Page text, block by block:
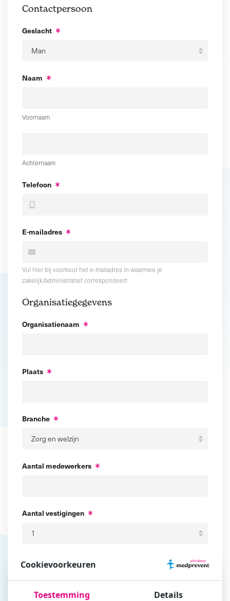
Contactpersoon
Geslacht
Naam
Voornaam
Achternaam
Telefoon
E-mailadres
Vul hier bij voorkeur het e-mailadres in waarmee je
zakelijk/administratief correspondeert
Organisatiegegevens
Organisatienaam
Plaats
Branche
Aantal medewerkers
Aantal vestigingen
Locaties vestigingen
Cookievoorkeuren
Toestemming Details